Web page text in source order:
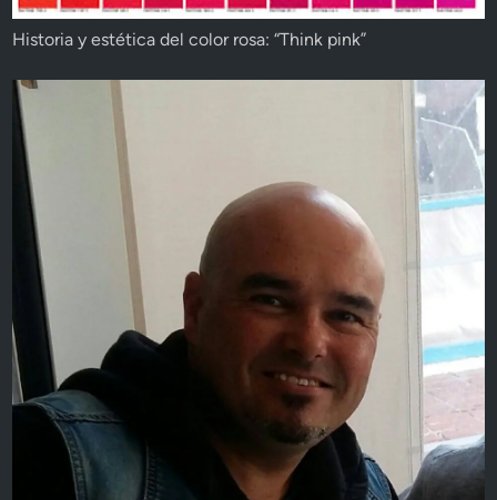
Historia y estética del color rosa: “Think pink”